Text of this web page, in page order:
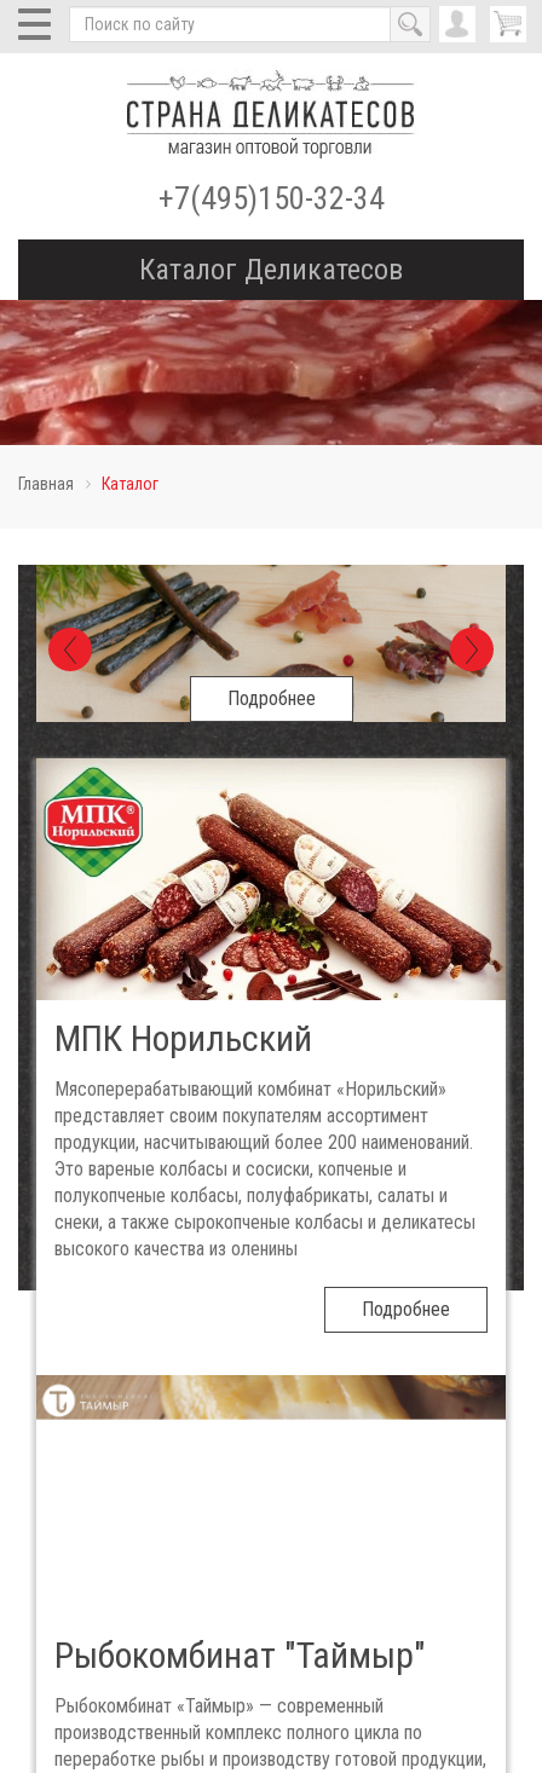
Toggle
navigation
+7(495)150-32-34
Каталог Деликатесов
Главная Каталог
Подробнее
МПК Норильский
Мясоперерабатывающий комбинат «Норильский»
представляет своим покупателям ассортимент
продукции, насчитывающий более 200 наименований.
Это вареные колбасы и сосиски, копченые и
полукопченые колбасы, полуфабрикаты, салаты и
снеки, а также сырокопченые колбасы и деликатесы
высокого качества из оленины
Подробнее
Рыбокомбинат "Таймыр"
Рыбокомбинат «Таймыр» — современный
производственный комплекс полного цикла по
переработке рыбы и производству готовой продукции,